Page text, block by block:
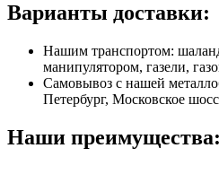
Варианты доставки:
Нашим транспортом:
манипулятором, газели,
Самовывоз с нашей
Петербург, Московское
Наши преимущества: